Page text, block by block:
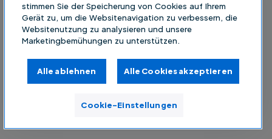
stimmen Sie der Speicherung von Cookies auf Ihrem
Gerät zu, um die Websitenavigation zu verbessern, die
Websitenutzung zu analysieren und unsere
Marketingbemühungen zu unterstützen.
Alle ablehnen Alle Cookies akzeptieren
Cookie-Einstellungen